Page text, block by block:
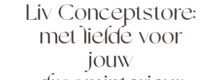
Liv Conceptstore:
met liefde voor
jouw